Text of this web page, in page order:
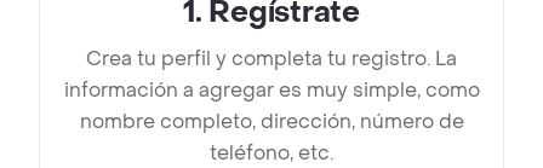
1. Regístrate
Crea tu perfil y completa tu registro. La
información a agregar es muy simple, como
nombre completo, dirección, número de
teléfono, etc.